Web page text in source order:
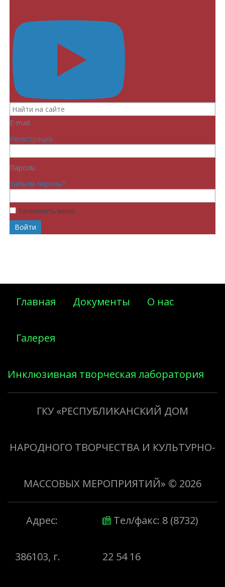
E-mail:
Регистрация
Пароль:
Забыли пароль?
Запомнить меня
Главная Документы О нас
Галерея
Инклюзивная творческая лаборатория
«Творить добро»
ГКУ «РЕСПУБЛИКАНСКИЙ ДОМ
НАРОДНОГО ТВОРЧЕСТВА И КУЛЬТУРНО-
МАССОВЫХ МЕРОПРИЯТИЙ» © 2026
Адрес:
386103, г.
Тел/факс: 8 (8732)
22 54 16